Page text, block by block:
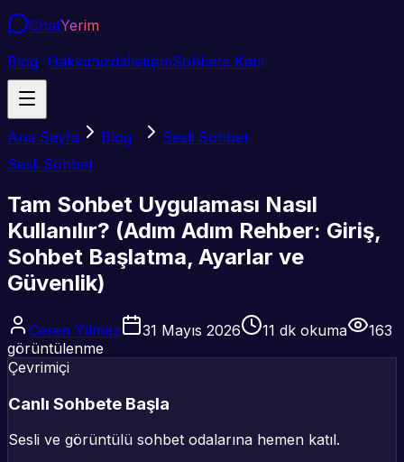
ChatYerim
Blog HakkımızdaİletişimSohbete Katıl
Ana Sayfa Blog
Sesli Sohbet
Sesli Sohbet
Tam Sohbet Uygulaması Nasıl
Kullanılır? (Adım Adım Rehber: Giriş,
Sohbet Başlatma, Ayarlar ve
Güvenlik)
Ceren Yılmaz 31 Mayıs 2026 11 dk okuma
163
görüntülenme
Çevrimiçi
Canlı Sohbete Başla
Sesli ve görüntülü sohbet odalarına hemen katıl.